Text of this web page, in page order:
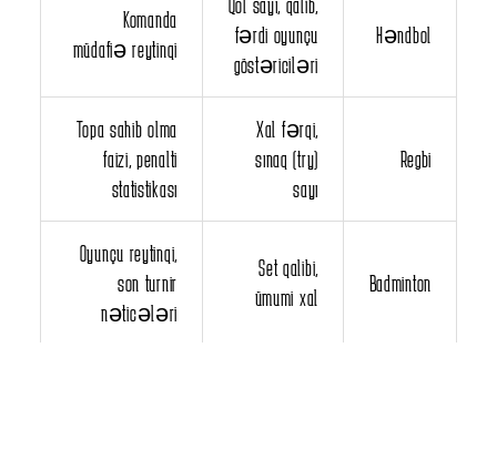
Həndbol
fərdi oyunçu
göstəriciləri
Komanda
müdafiə reytinqi
Regbi
Xal fərqi,
sınaq (try)
sayı
Topa sahib olma
faizi, penalti
statistikası
Badminton
Set qalibi,
ümumi xal
Oyunçu reytinqi,
son turnir
nəticələri